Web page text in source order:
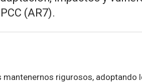
(AR7).
mantenernos rigurosos,